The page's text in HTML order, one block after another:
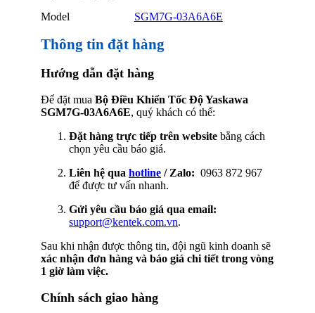
Model
SGM7G-03A6A6E
Thông tin đặt hàng
Hướng dẫn đặt hàng
Để đặt mua Bộ Điều Khiển Tốc Độ Yaskawa
SGM7G-03A6A6E, quý khách có thể:
Đặt hàng trực tiếp trên website bằng cách
chọn yêu cầu báo giá.
Liên hệ qua hotline / Zalo: 0963 872 967
để được tư vấn nhanh.
Gửi yêu cầu báo giá qua email:
support@kentek.com.vn.
Sau khi nhận được thông tin, đội ngũ kinh doanh sẽ
xác nhận đơn hàng và báo giá chi tiết trong vòng
1 giờ làm việc.
Chính sách giao hàng